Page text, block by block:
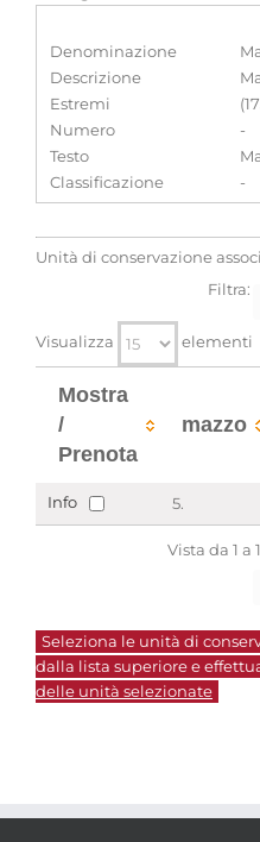
Denominazione
Descrizione
Estremi
Numero
-
Testo
Classificazione
-
Unità di conservazione
Visualizza elementi
Filtra:
Mostra
/
Prenota
mazzo
Info 5.
Vista da 1 a
Seleziona le unità di
dalla lista superiore e
delle unità selezionate